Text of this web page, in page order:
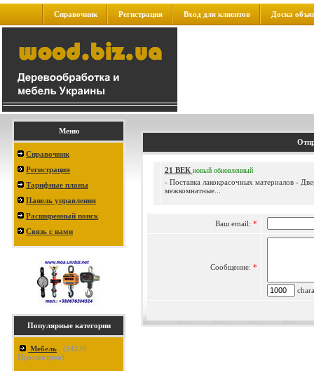
Справочник Регистрация Вход для клиентов Доска
Меню
Справочник
Регистрация
Тарифные планы
Панель управления
Расширенный поиск
Связь с нами
Популярные категории
Мебель (24239
Просмотров)
21 ВЕК новый обновленный
- Поставка лакокрасочных материалов -
межкомнатные...
Ваш email: *
Сообщение: *